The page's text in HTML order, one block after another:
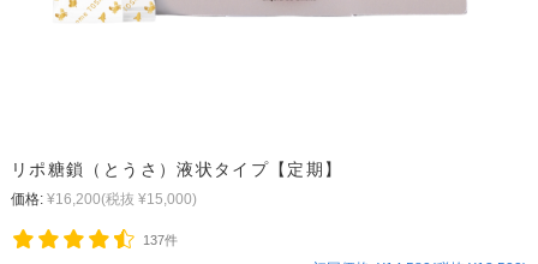
リポ糖鎖（とうさ）液状タイプ【定期】
価格: ¥16,200(税抜 ¥15,000)
137件